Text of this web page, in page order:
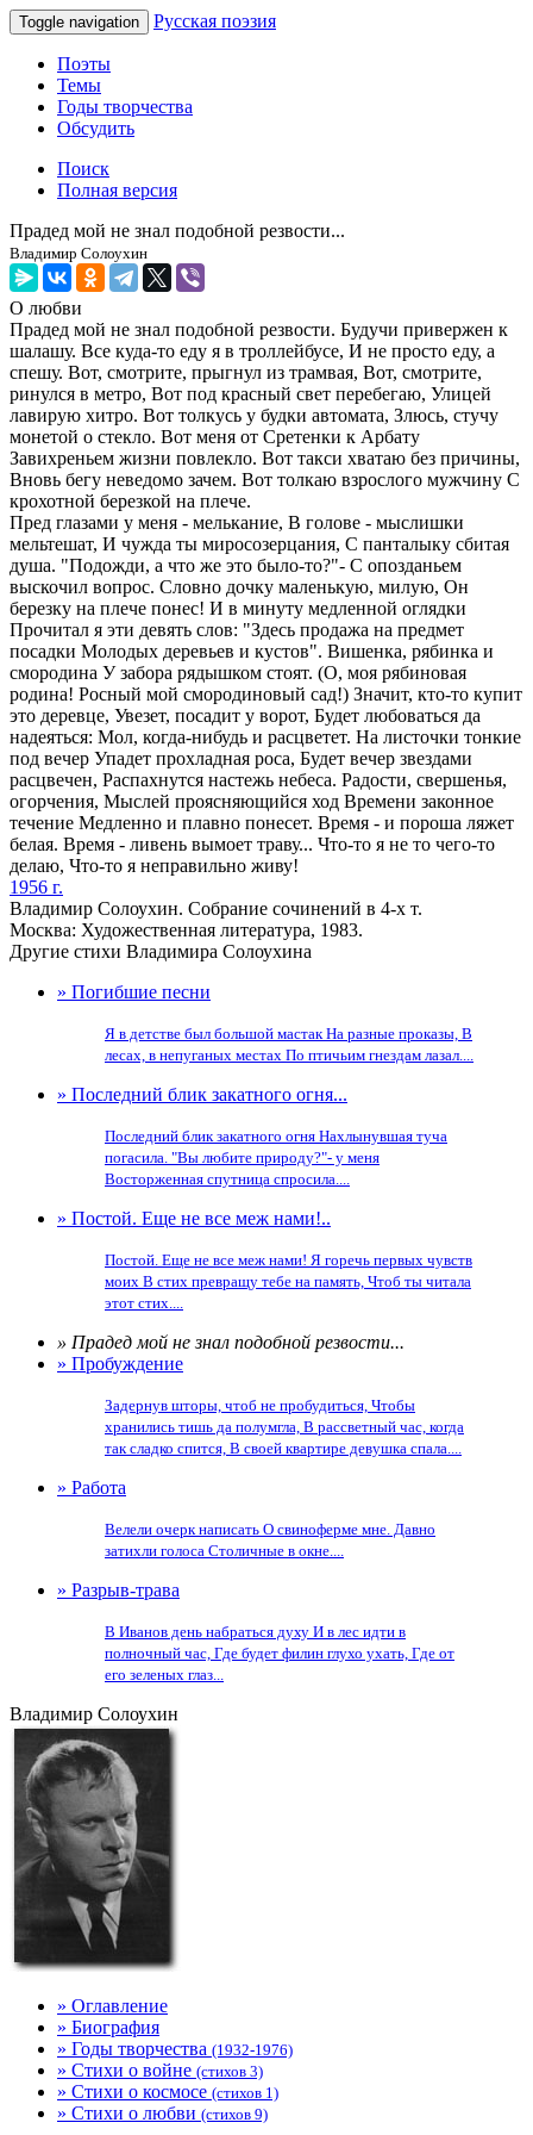
Toggle navigation Русская поэзия
Поэты
Темы
Годы творчества
Обсудить
Поиск
Полная версия
Прадед мой не знал подобной резвости...
Владимир Солоухин
О любви
Прадед мой не знал подобной резвости. Будучи привержен к
шалашу. Все куда-то еду я в троллейбусе, И не просто еду, а
спешу. Вот, смотрите, прыгнул из трамвая, Вот, смотрите,
ринулся в метро, Вот под красный свет перебегаю, Улицей
лавирую хитро. Вот толкусь у будки автомата, Злюсь, стучу
монетой о стекло. Вот меня от Сретенки к Арбату
Завихреньем жизни повлекло. Вот такси хватаю без причины,
Вновь бегу неведомо зачем. Вот толкаю взрослого мужчину С
крохотной березкой на плече.
Пред глазами у меня - мелькание, В голове - мыслишки
мельтешат, И чужда ты миросозерцания, С панталыку сбитая
душа. "Подожди, а что же это было-то?"- С опозданьем
выскочил вопрос. Словно дочку маленькую, милую, Он
березку на плече понес! И в минуту медленной оглядки
Прочитал я эти девять слов: "Здесь продажа на предмет
посадки Молодых деревьев и кустов". Вишенка, рябинка и
смородина У забора рядышком стоят. (О, моя рябиновая
родина! Росный мой смородиновый сад!) Значит, кто-то купит
это деревце, Увезет, посадит у ворот, Будет любоваться да
надеяться: Мол, когда-нибудь и расцветет. На листочки тонкие
под вечер Упадет прохладная роса, Будет вечер звездами
расцвечен, Распахнутся настежь небеса. Радости, свершенья,
огорчения, Мыслей проясняющийся ход Времени законное
течение Медленно и плавно понесет. Время - и пороша ляжет
белая. Время - ливень вымоет траву... Что-то я не то чего-то
делаю, Что-то я неправильно живу!
1956 г.
Владимир Солоухин. Собрание сочинений в 4-х т.
Москва: Художественная литература, 1983.
Другие стихи Владимира Солоухина
» Погибшие песни
Я в детстве был большой мастак На разные проказы, В
лесах, в непуганых местах По птичьим гнездам лазал....
» Последний блик закатного огня...
Последний блик закатного огня Нахлынувшая туча
погасила. "Вы любите природу?"- у меня
Восторженная спутница спросила....
» Постой. Еще не все меж нами!..
Постой. Еще не все меж нами! Я горечь первых чувств
моих В стих превращу тебе на память, Чтоб ты читала
этот стих....
» Прадед мой не знал подобной резвости...
» Пробуждение
Задернув шторы, чтоб не пробудиться, Чтобы
хранились тишь да полумгла, В рассветный час, когда
так сладко спится, В своей квартире девушка спала....
» Работа
Велели очерк написать О свиноферме мне. Давно
затихли голоса Столичные в окне....
» Разрыв-трава
В Иванов день набраться духу И в лес идти в
полночный час, Где будет филин глухо ухать, Где от
его зеленых глаз...
Владимир Солоухин
» Оглавление
» Биография
» Годы творчества (1932-1976)
» Стихи о войне (стихов 3)
» Стихи о космосе (стихов 1)
» Стихи о любви (стихов 9)